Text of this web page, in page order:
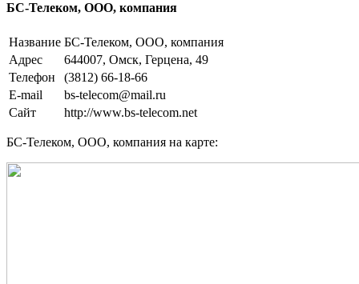
БС-Телеком, ООО, компания
Название БС-Телеком, ООО, компания
Адрес
644007, Омск, Герцена, 49
Телефон
(3812) 66-18-66
E-mail
bs-telecom@mail.ru
Сайт
http://www.bs-telecom.net
БС-Телеком, ООО, компания на карте: